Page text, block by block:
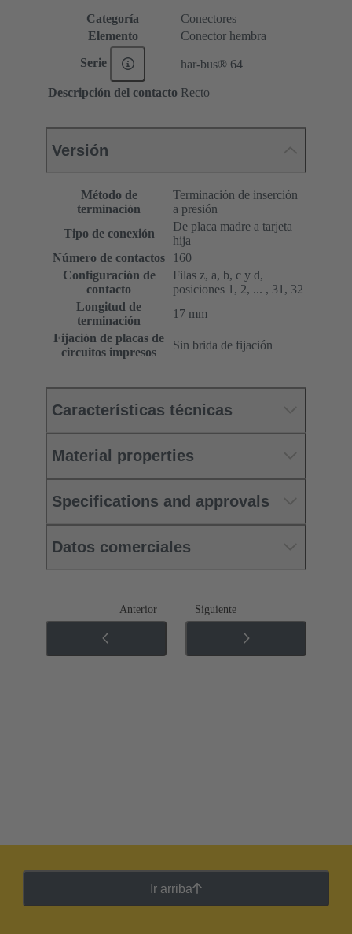
Categoría
Conectores
Elemento
Conector hembra
Serie har-bus® 64
Descripción del contacto Recto
Versión
Método de
terminación
Terminación de inserción
a presión
Tipo de conexión
De placa madre a tarjeta
hija
Número de contactos
160
Configuración de
contacto
Filas z, a, b, c y d,
posiciones 1, 2, ... , 31, 32
Longitud de
terminación
17 mm
Fijación de placas de
circuitos impresos
Sin brida de fijación
Características técnicas
Material properties
Specifications and approvals
Datos comerciales
Anterior Siguiente
Ir arriba